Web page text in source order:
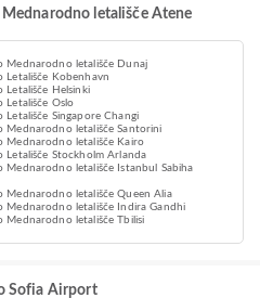
letališče Atene
Mednarodno letališče Dunaj
Letališče Kobenhavn
Letališče Helsinki
Letališče Oslo
Singapore Changi
Mednarodno letališče Santorini
Mednarodno letališče Kairo
Letališče Stockholm Arlanda
letališče Istanbul Sabiha
Mednarodno letališče Queen Alia
Mednarodno letališče Indira Gandhi
Mednarodno letališče Tbilisi
Sofia Airport